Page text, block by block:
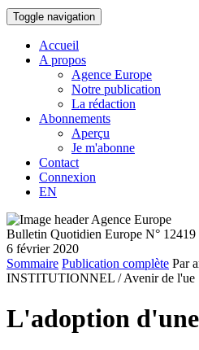
Toggle navigation
Accueil
A propos
Agence Europe
Notre publication
La rédaction
Abonnements
Aperçu
Je m'abonne
Contact
Connexion
EN
Bulletin Quotidien Europe N° 12419
6 février 2020
Sommaire Publication complète Par
INSTITUTIONNEL / Avenir de l'ue
L'adoption